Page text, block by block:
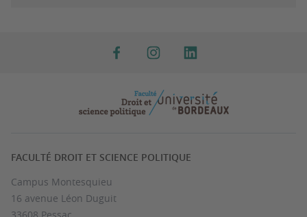
FACULTÉ DROIT ET SCIENCE POLITIQUE
Campus Montesquieu
16 avenue Léon Duguit